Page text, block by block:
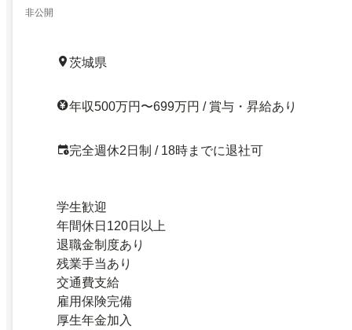
非公開
茨城県
年収500万円〜699万円 / 賞与・昇給あり
完全週休2日制 / 18時までに退社可
学生歓迎
年間休日120日以上
退職金制度あり
残業手当あり
交通費支給
雇用保険完備
厚生年金加入